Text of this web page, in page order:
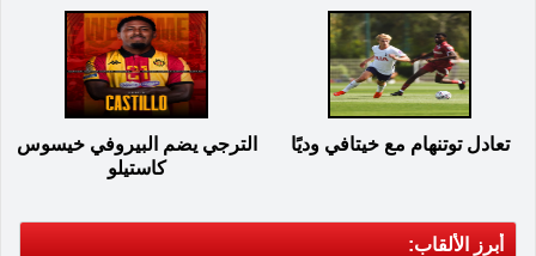
تعادل توتنهام مع خيتافي وديًا
الترجي يضم البيروفي خيسوس
كاستيلو
أبرز الألقاب: